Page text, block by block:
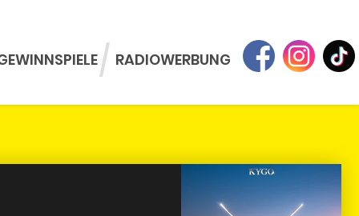
RADIOWERBUNG